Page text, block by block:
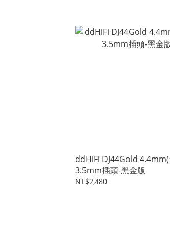
ddHiFi DJ44Gold 4.4mm(母)轉
3.5mm插頭-黑金版
NT$2,480